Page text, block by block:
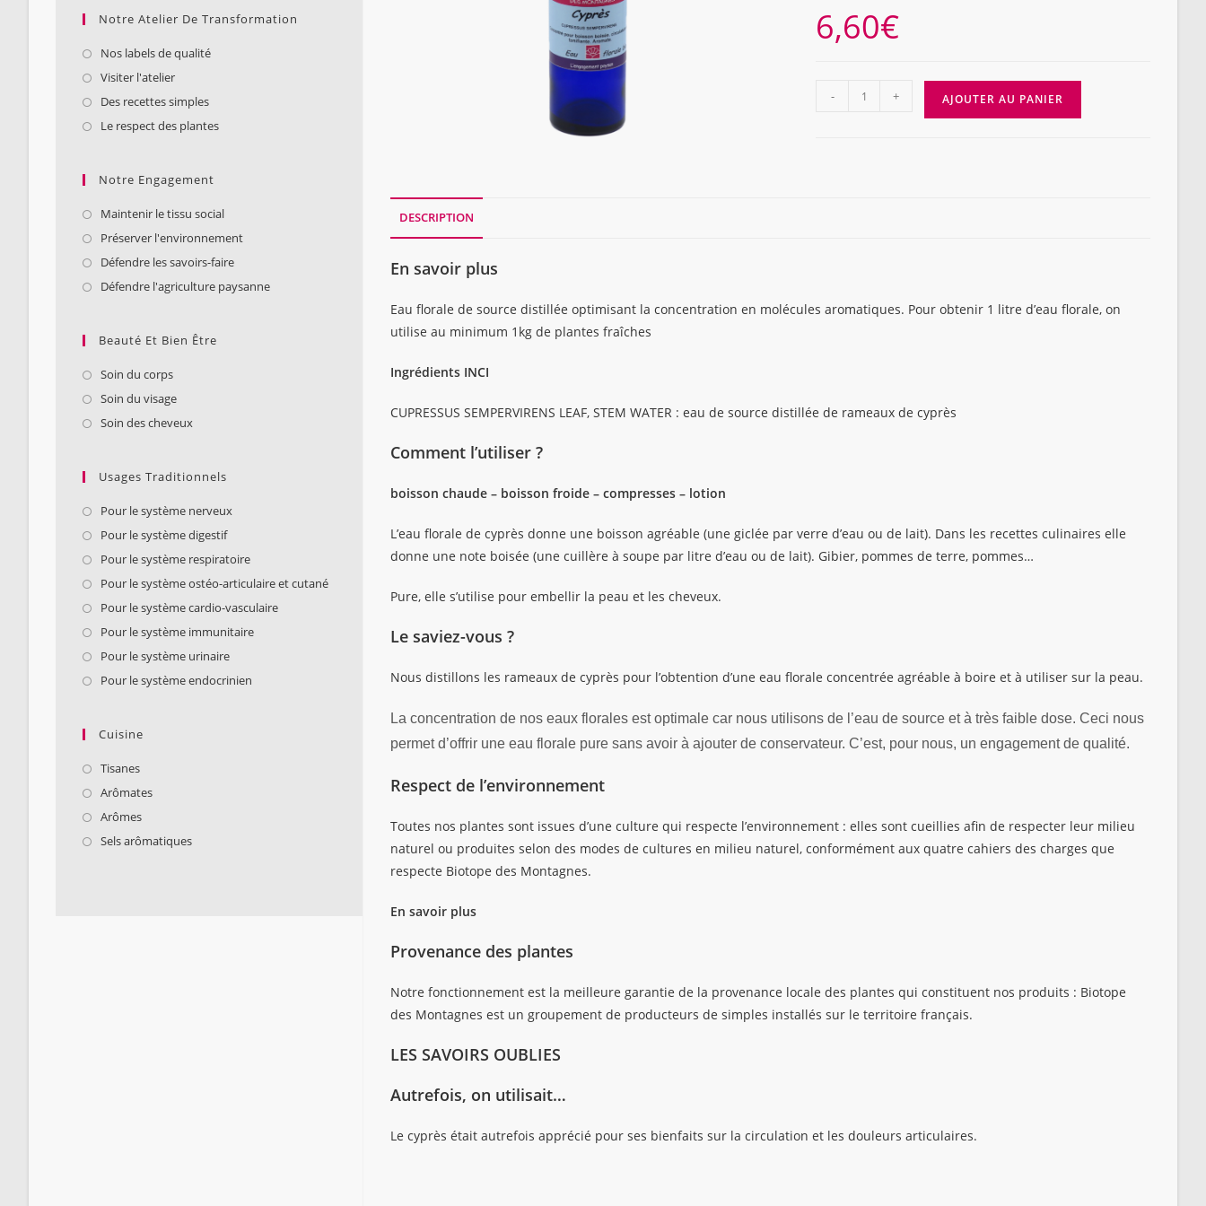
6,60€
quantité
- + AJOUTER AU PANIER
DESCRIPTION
En savoir plus
Eau florale de source distillée optimisant la concentration en molécules aromatiques. Pour obtenir 1 litre d’eau florale, on
utilise au minimum 1kg de plantes fraîches
Ingrédients INCI
CUPRESSUS SEMPERVIRENS LEAF, STEM WATER : eau de source distillée de rameaux de cyprès
Comment l’utiliser ?
boisson chaude – boisson froide – compresses – lotion
L’eau florale de cyprès donne une boisson agréable (une giclée par verre d’eau ou de lait). Dans les recettes culinaires elle
donne une note boisée (une cuillère à soupe par litre d’eau ou de lait). Gibier, pommes de terre, pommes…
Pure, elle s’utilise pour embellir la peau et les cheveux.
Le saviez-vous ?
Nous distillons les rameaux de cyprès pour l’obtention d’une eau florale concentrée agréable à boire et à utiliser sur la peau.
La concentration de nos eaux florales est optimale car nous utilisons de l’eau de source et à très faible dose. Ceci nous
permet d’offrir une eau florale pure sans avoir à ajouter de conservateur. C’est, pour nous, un engagement de qualité.
Respect de l’environnement
Toutes nos plantes sont issues d’une culture qui respecte l’environnement : elles sont cueillies afin de respecter leur milieu
naturel ou produites selon des modes de cultures en milieu naturel, conformément aux quatre cahiers des charges que
respecte Biotope des Montagnes.
En savoir plus
Provenance des plantes
Notre fonctionnement est la meilleure garantie de la provenance locale des plantes qui constituent nos produits : Biotope
des Montagnes est un groupement de producteurs de simples installés sur le territoire français.
LES SAVOIRS OUBLIES
Autrefois, on utilisait…
Le cyprès était autrefois apprécié pour ses bienfaits sur la circulation et les douleurs articulaires.
Notre Atelier De Transformation
Nos labels de qualité
Visiter l'atelier
Des recettes simples
Le respect des plantes
Notre Engagement
Maintenir le tissu social
Préserver l'environnement
Défendre les savoirs-faire
Défendre l'agriculture paysanne
Beauté Et Bien Être
Soin du corps
Soin du visage
Soin des cheveux
Usages Traditionnels
Pour le système nerveux
Pour le système digestif
Pour le système respiratoire
Pour le système ostéo-articulaire et cutané
Pour le système cardio-vasculaire
Pour le système immunitaire
Pour le système urinaire
Pour le système endocrinien
Cuisine
Tisanes
Arômates
Arômes
Sels arômatiques